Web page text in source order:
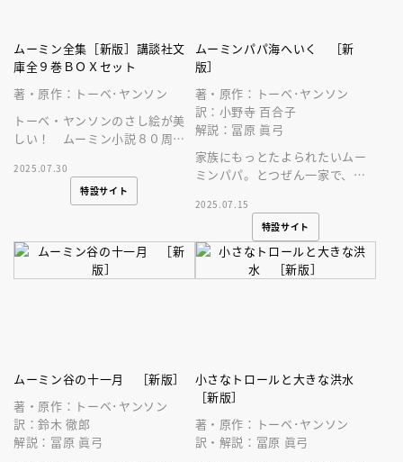
ムーミン全集［新版］講談社文
庫全９巻ＢＯＸセット
著・原作：トーベ･ヤンソン
トーベ・ヤンソンのさし絵が美
しい！ ムーミン小説８０周年
ミン（全９巻）がおさめられた
ＢＯＸが登場
2025.07.30
特設サイト
ムーミンパパ海へいく ［新
版］
著・原作：トーベ･ヤンソン
訳：小野寺 百合子
解説：冨原 眞弓
家族にもっとたよられたいムー
ミンパパ。とつぜん一家で、離
2025.07.15
特設サイト
ムーミン谷の十一月 ［新版］
著・原作：トーベ･ヤンソン
訳：鈴木 徹郎
解説：冨原 眞弓
小さなトロールと大きな洪水
［新版］
著・原作：トーベ･ヤンソン
訳・解説：冨原 眞弓